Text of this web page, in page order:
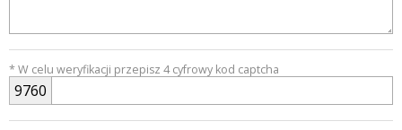
* W celu weryfikacji przepisz 4 cyfrowy kod captcha
9760